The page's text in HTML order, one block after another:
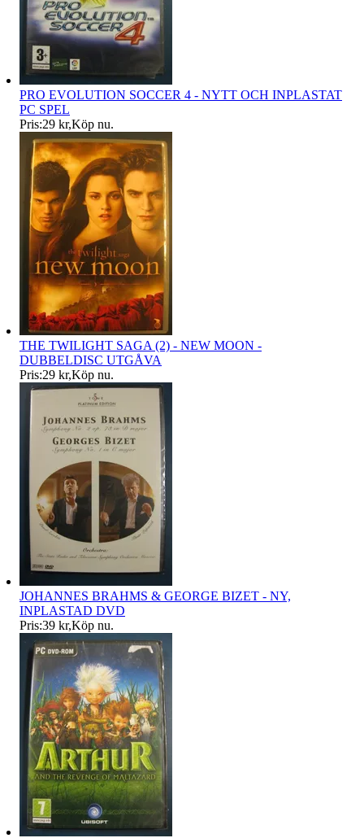
PRO EVOLUTION SOCCER 4 - NYTT OCH INPLASTAT
PC SPEL
Pris:29 kr,Köp nu.
THE TWILIGHT SAGA (2) - NEW MOON -
DUBBELDISC UTGÅVA
Pris:29 kr,Köp nu.
JOHANNES BRAHMS & GEORGE BIZET - NY,
INPLASTAD DVD
Pris:39 kr,Köp nu.